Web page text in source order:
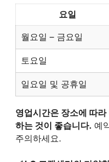
요일
월요일 – 금요일
토요일
일요일 및 공휴일
영업시간은 장소에 따
하는 것이 좋습니다. 예
주의하세요.